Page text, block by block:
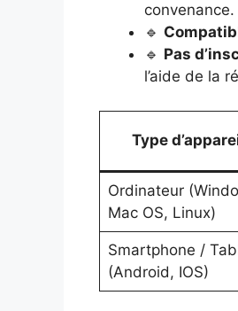
convenance.
🔹
🔹 Pas
l’aide de la
Type
Ordinateur
Mac OS, Linux)
Smartphone /
(Android, IOS)